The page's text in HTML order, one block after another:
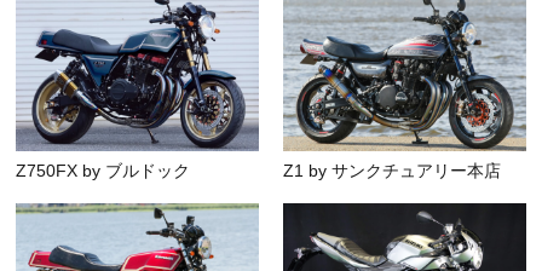
Z750FX by ブルドック Z1 by サンクチュアリー本店